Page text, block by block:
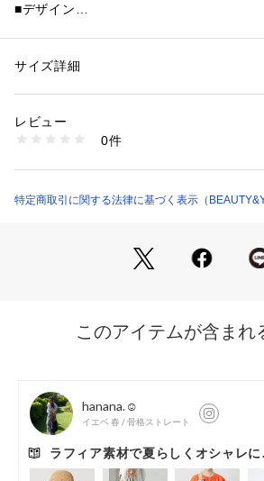
■デザイン
です。
顔周りを明るく見せてくれるナチュラル
ブラウン、シックな雰囲気のミディアム
ースリーブワンピースやシアーアイテム
ーディネートもおすすめ。
※商品画像は、光の当たり具合やパソコ
り、実際の色味と異なって見える場合が
めご了承ください。
※商品の色味の目安は、商品単体の画像
性別：レディース
素材：天然草木(ラフィア)
洗濯：クリーニングは専門店に相談ください
※詳しい洗濯方法については、商品の品質表示タ
18386000023 （ショップ）
サイズ詳細
レビュー
0件
特定商取引に関する法律に基づく表示（